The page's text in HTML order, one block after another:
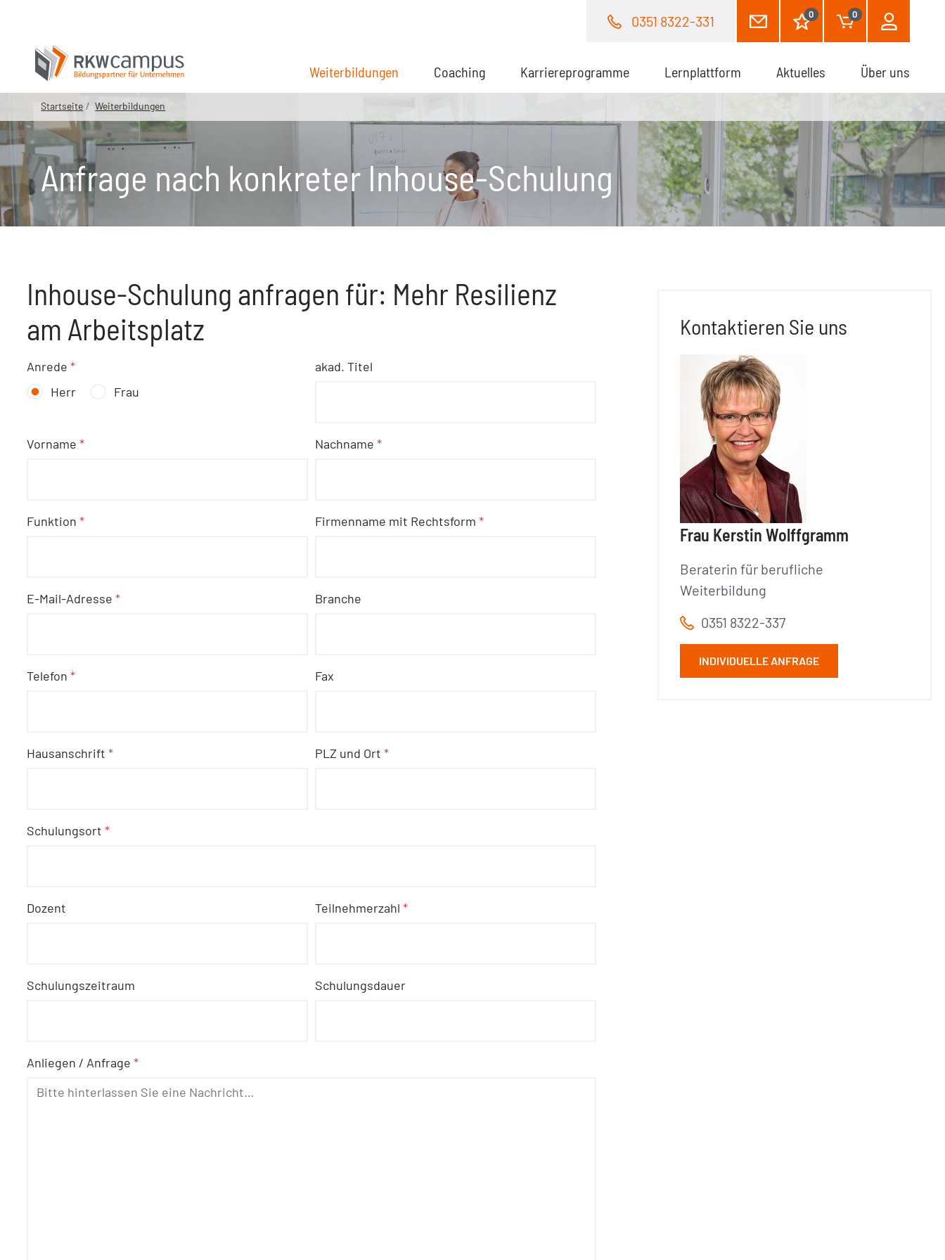
0351 8322-331 0 0
Weiterbildungen (aktuell)Coaching Karriereprogramme Lernplattform Aktuelles Über uns
Startseite Weiterbildungen
Anfrage nach konkreter Inhouse-Schulung
Inhouse-Schulung anfragen für: Mehr Resilienz
am Arbeitsplatz
Anrede*
Herr
Frau
akad. Titel
Vorname* Nachname *
Funktion* Firmenname mit Rechtsform *
E-Mail-Adresse* Branche
Telefon* Fax
Hausanschrift* PLZ und Ort *
Schulungsort*
Dozent Teilnehmerzahl *
Schulungszeitraum Schulungsdauer
Anliegen / Anfrage*
Kontaktieren Sie uns
Frau Kerstin Wolffgramm
Beraterin für berufliche
Weiterbildung
0351 8322-337
INDIVIDUELLE ANFRAGE